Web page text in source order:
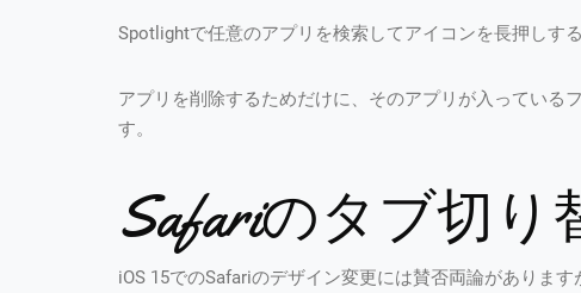
Spotlightで任意のアプリを検索してアイコンを長押しす
アプリを削除するためだけに、そのアプリが入っている
す。
Safariのタブ切り
iOS 15でのSafariのデザイン変更には賛否両論がありま